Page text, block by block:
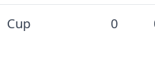
Cup 0